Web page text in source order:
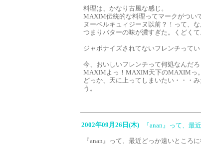
料理は、かなり古風な感じ。
MAXIM伝統的な料理ってマークがつい
ヌーベルキュィジーヌ以前？！って、
つまりバターの味が濃すぎた。くどくて
ジャポナイズされてないフレンチって
今、おいしいフレンチって何処なんだろ
MAXIMよっ！MAXIM天下のMAXIMっ
どっか、天に上ってしまいたい・・・
う。
2002年09月26日(木) 『anan』って、最
『anan』って、最近どっか遠いところ